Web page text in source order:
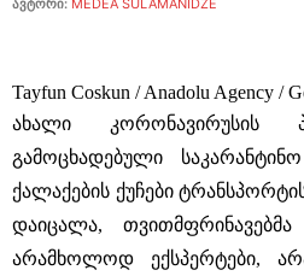
ავტორი: MEDEA SULAMANIDZE
Tayfun Coskun / Anadolu Agency /
ახალი კორონავირუსის
გამოცხადებული
ქალაქების ქუჩები
დაიცალა,
არამხოლოდ ექსპერტები,